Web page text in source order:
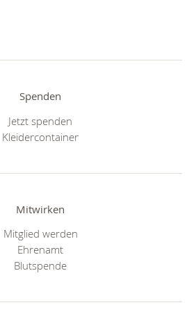
Spenden
Jetzt spenden
Kleidercontainer
Mitwirken
Mitglied werden
Ehrenamt
Blutspende